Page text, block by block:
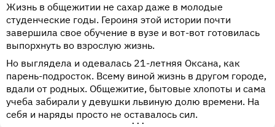
Жизнь в общежитии не сахар даже в молодые
студенческие годы. Героиня этой истории почти
завершила свое обучение в вузе и вот-вот готовилась
выпорхнуть во взрослую жизнь.
Но выглядела и одевалась 21-летняя Оксана, как
парень-подросток. Всему виной жизнь в другом городе,
вдали от родных. Общежитие, бытовые хлопоты и сама
учеба забирали у девушки львиную долю времени. На
себя и наряды просто не оставалось сил.
•••